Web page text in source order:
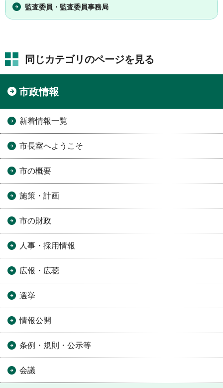
監査委員・監査委員事務局
同じカテゴリのページを見る
市政情報
新着情報一覧
市長室へようこそ
市の概要
施策・計画
市の財政
人事・採用情報
広報・広聴
選挙
情報公開
条例・規則・公示等
会議